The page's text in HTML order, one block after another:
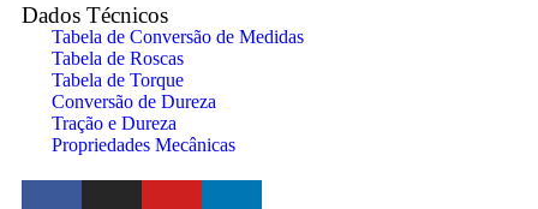
Dados Técnicos
Tabela de Conversão de Medidas
Tabela de Roscas
Tabela de Torque
Conversão de Dureza
Tração e Dureza
Propriedades Mecânicas